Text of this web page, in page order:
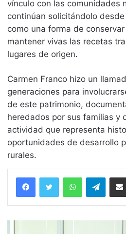
vínculo con las comunidades
continúan solicitándolo
como una forma de
mantener vivas las recetas
lugares de origen.
Carmen Franco hizo un
generaciones para
de este patrimonio,
heredados por sus familias y
actividad que representa
oportunidades de desarrollo
rurales.
WhatsApp